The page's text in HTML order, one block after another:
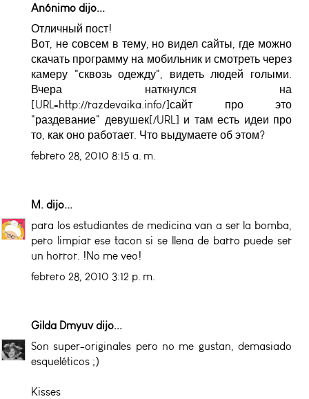
Anónimo dijo...
Отличный пост!
Вот, не совсем в тему, но видел сайты, где можно
скачать программу на мобильник и смотреть через
камеру "сквозь одежду", видеть людей голыми.
Вчера наткнулся на
[URL=http://razdevaika.info/]сайт про это
"раздевание" девушек[/URL] и там есть идеи про
то, как оно работает. Что выдумаете об этом?
febrero 28, 2010 8:15 a. m.
M. dijo...
para los estudiantes de medicina van a ser la bomba,
pero limpiar ese tacon si se llena de barro puede ser
un horror. !No me veo!
febrero 28, 2010 3:12 p. m.
Gilda Dmyuvdijo...
Son super-originales pero no me gustan, demasiado
esqueléticos ;)
Kisses